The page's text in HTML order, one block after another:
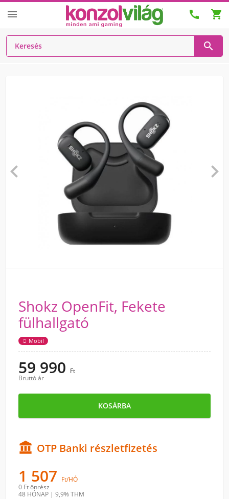
  

 
Shokz OpenFit, Fekete
fülhallgató
Mobil
59 990 Ft
Bruttó ár
KOSÁRBA
 OTP Banki részletfizetés
1 507 Ft/HÓ
0 Ftönrész
48 HÓNAP | 9,9% THM